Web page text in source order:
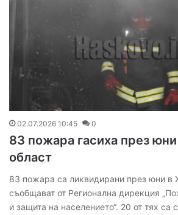
02.07.2026 10:45 0
83 пожара гасиха през
област
83 пожара са ликвидирани през юни в
съобщават от Регионална дирекция
и защита на населението“. 20 от тях са